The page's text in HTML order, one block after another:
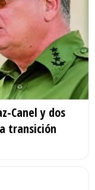
Canel y dos
transición